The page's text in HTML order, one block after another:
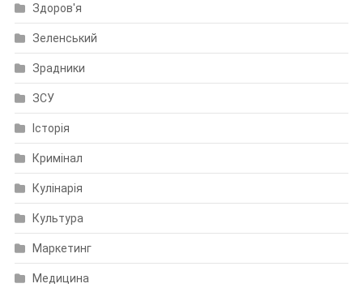
Здоров'я
Зеленський
Зрадники
ЗСУ
Історія
Кримінал
Кулінарія
Культура
Маркетинг
Медицина